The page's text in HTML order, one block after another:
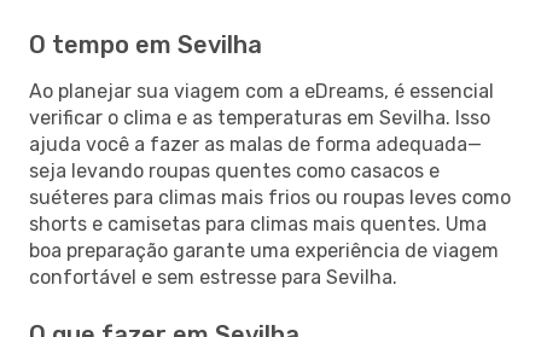
O tempo em Sevilha
Ao planejar sua viagem com a eDreams, é essencial
verificar o clima e as temperaturas em Sevilha. Isso
ajuda você a fazer as malas de forma adequada—
seja levando roupas quentes como casacos e
suéteres para climas mais frios ou roupas leves como
shorts e camisetas para climas mais quentes. Uma
boa preparação garante uma experiência de viagem
confortável e sem estresse para Sevilha.